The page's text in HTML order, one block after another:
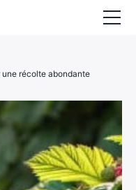
une récolte abondante